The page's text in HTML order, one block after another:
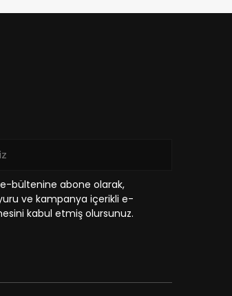
e-bültenine abone olarak,
ve kampanya içerikli e-
kabul etmiş olursunuz.